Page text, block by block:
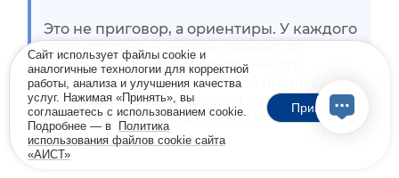
Это не приговор, а ориентиры. У каждого
своя история, и многое зависит от
здоровья, частоты и длительности
употребления, окружения и личных
ресурсов. Но почти всегда верно одно:
чем раньше начать, тем мягче путь к
ремиссии.
Сайт использует файлы cookie и
аналогичные технологии для корректной
работы, анализа и улучшения качества
услуг. Нажимая «Принять», вы
соглашаетесь с использованием cookie.
Подробнее — в
Политика
использования файлов cookie сайта
«АИСТ»
Принять